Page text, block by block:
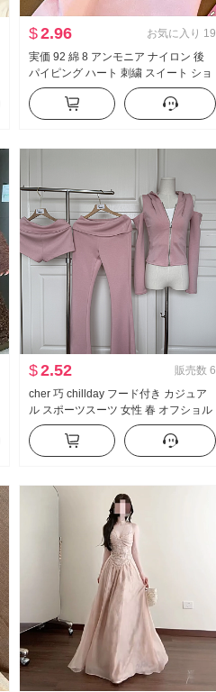
$2.96 お気に入り 19
実価 92 綿 8 アンモニア ナイロン 後
パイピング ハート 刺繍 スイート ショ
ート丈 ポロ襟 Tシャツ スリムフィット
小柄 トレンド
$2.52 販売数 6
cher 巧 chillday フード付き カジュア
ル スポーツスーツ 女性 春 オフショル
ダー コート ベルボトム スリーピース